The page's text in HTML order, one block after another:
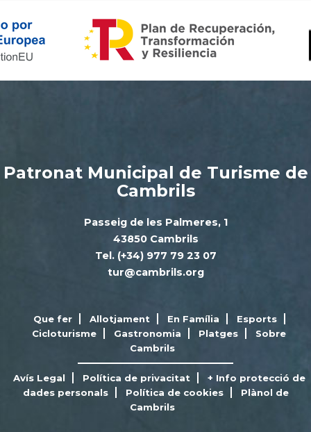
Patronat Municipal de Turisme de
Cambrils
Passeig de les Palmeres, 1
43850 Cambrils
Tel. (+34) 977 79 23 07
tur@cambrils.org
Que fer Allotjament En Família
Esports
Cicloturisme
Gastronomia Platges
Sobre
Cambrils
Avís Legal Política de privacitat
+ Info protecció de
dades personals
Política de cookies
Plànol de
Cambrils